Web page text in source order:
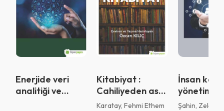
Enerjide veri
analitiği ve
Kitabiyat :
Cahiliyeden asrı
saadete
Karatay, Fehmi Ethem
İnsan
yönetimi :
COVID-19
Şahin,
Tamam